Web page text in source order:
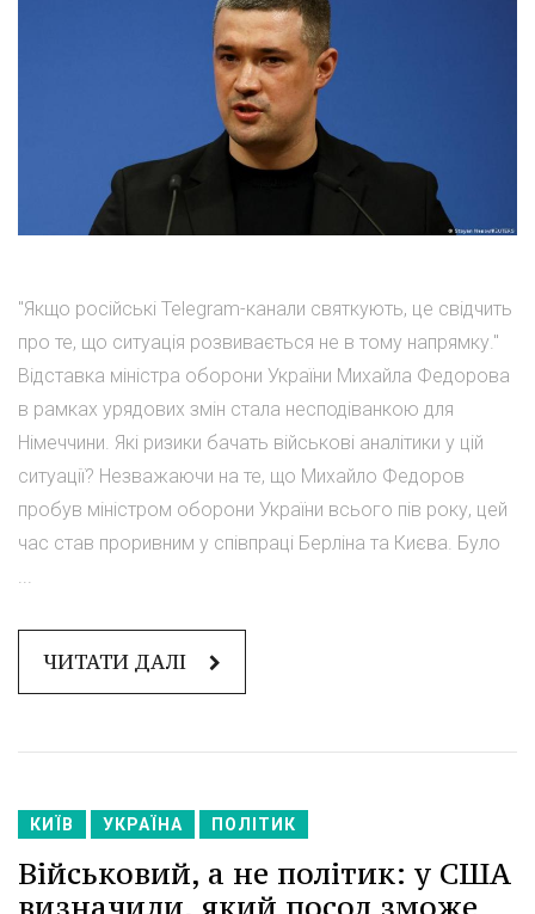
"Якщо російські Telegram-канали святкують, це свідчить
про те, що ситуація розвивається не в тому напрямку."
Відставка міністра оборони України Михайла Федорова
в рамках урядових змін стала несподіванкою для
Німеччини. Які ризики бачать військові аналітики у цій
ситуації? Незважаючи на те, що Михайло Федоров
пробув міністром оборони України всього пів року, цей
час став проривним у співпраці Берліна та Києва. Було
...
ЧИТАТИ ДАЛІ
КИЇВ УКРАЇНА ПОЛІТИК
Військовий, а не політик: у США